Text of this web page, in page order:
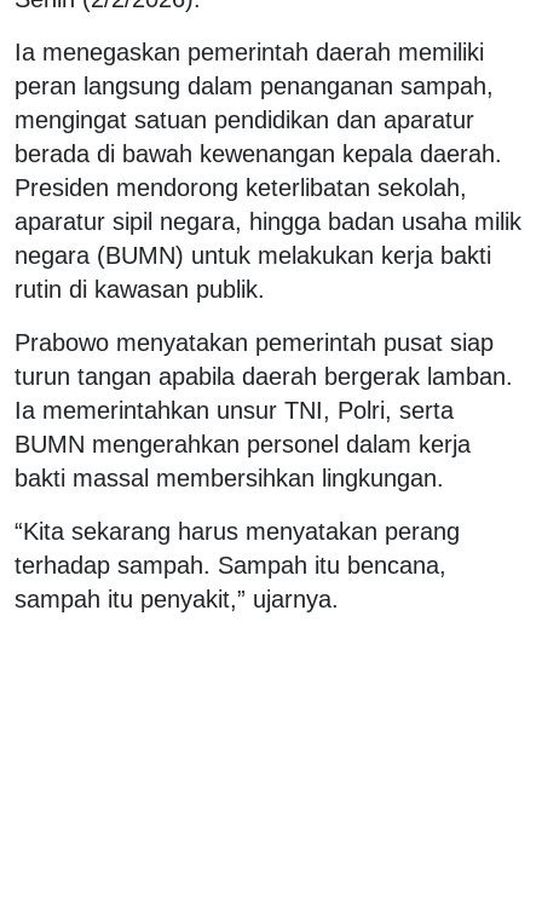
Ia menegaskan pemerintah daerah memiliki
peran langsung dalam penanganan sampah,
mengingat satuan pendidikan dan aparatur
berada di bawah kewenangan kepala daerah.
Presiden mendorong keterlibatan sekolah,
aparatur sipil negara, hingga badan usaha milik
negara (BUMN) untuk melakukan kerja bakti
rutin di kawasan publik.
Prabowo menyatakan pemerintah pusat siap
turun tangan apabila daerah bergerak lamban.
Ia memerintahkan unsur TNI, Polri, serta
BUMN mengerahkan personel dalam kerja
bakti massal membersihkan lingkungan.
“Kita sekarang harus menyatakan perang
terhadap sampah. Sampah itu bencana,
sampah itu penyakit,” ujarnya.